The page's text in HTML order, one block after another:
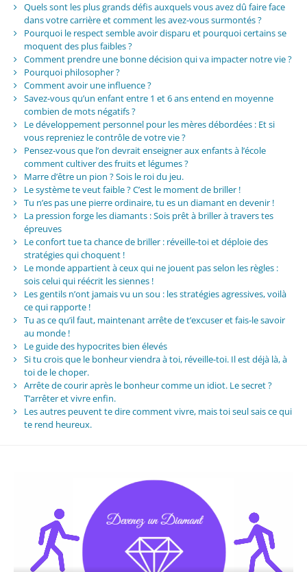
Quels sont les plus grands défis auxquels vous avez dû faire face
dans votre carrière et comment les avez-vous surmontés ?
Pourquoi le respect semble avoir disparu et pourquoi certains se
moquent des plus faibles ?
Comment prendre une bonne décision qui va impacter notre vie ?
Pourquoi philosopher ?
Comment avoir une influence ?
Savez-vous qu’un enfant entre 1 et 6 ans entend en moyenne
combien de mots négatifs ?
Le développement personnel pour les mères débordées : Et si
vous repreniez le contrôle de votre vie ?
Pensez-vous que l’on devrait enseigner aux enfants à l’école
comment cultiver des fruits et légumes ?
Marre d’être un pion ? Sois le roi du jeu.
Le système te veut faible ? C’est le moment de briller !
Tu n’es pas une pierre ordinaire, tu es un diamant en devenir !
La pression forge les diamants : Sois prêt à briller à travers tes
épreuves
Le confort tue ta chance de briller : réveille-toi et déploie des
stratégies qui choquent !
Le monde appartient à ceux qui ne jouent pas selon les règles :
sois celui qui réécrit les siennes !
Les gentils n’ont jamais vu un sou : les stratégies agressives, voilà
ce qui rapporte !
Tu as ce qu’il faut, maintenant arrête de t’excuser et fais-le savoir
au monde !
Le guide des hypocrites bien élevés
Si tu crois que le bonheur viendra à toi, réveille-toi. Il est déjà là, à
toi de le choper.
Arrête de courir après le bonheur comme un idiot. Le secret ?
T’arrêter et vivre enfin.
Les autres peuvent te dire comment vivre, mais toi seul sais ce qui
te rend heureux.